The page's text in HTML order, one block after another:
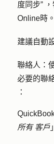
度同步”
Online時
建議自動
聯絡人：
必要的聯
：
所有 客戶